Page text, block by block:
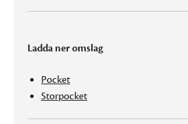
Ladda ner omslag
Pocket
Storpocket